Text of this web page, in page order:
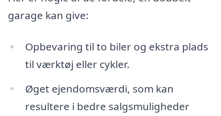
garage kan give:
Opbevaring til to biler og ekstra plads
til værktøj eller cykler.
Øget ejendomsværdi, som kan
resultere i bedre salgsmuligheder